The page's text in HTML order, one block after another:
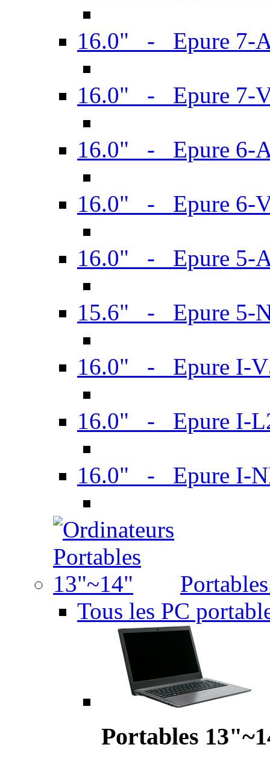
16.0" - Epure 7-
16.0" - Epure 7-
16.0" - Epure 6-
16.0" - Epure 6-
16.0" - Epure 5-
15.6" - Epure 5-
16.0" - Epure I-
16.0" - Epure I-
16.0" - Epure I-
Tous les PC
Portables